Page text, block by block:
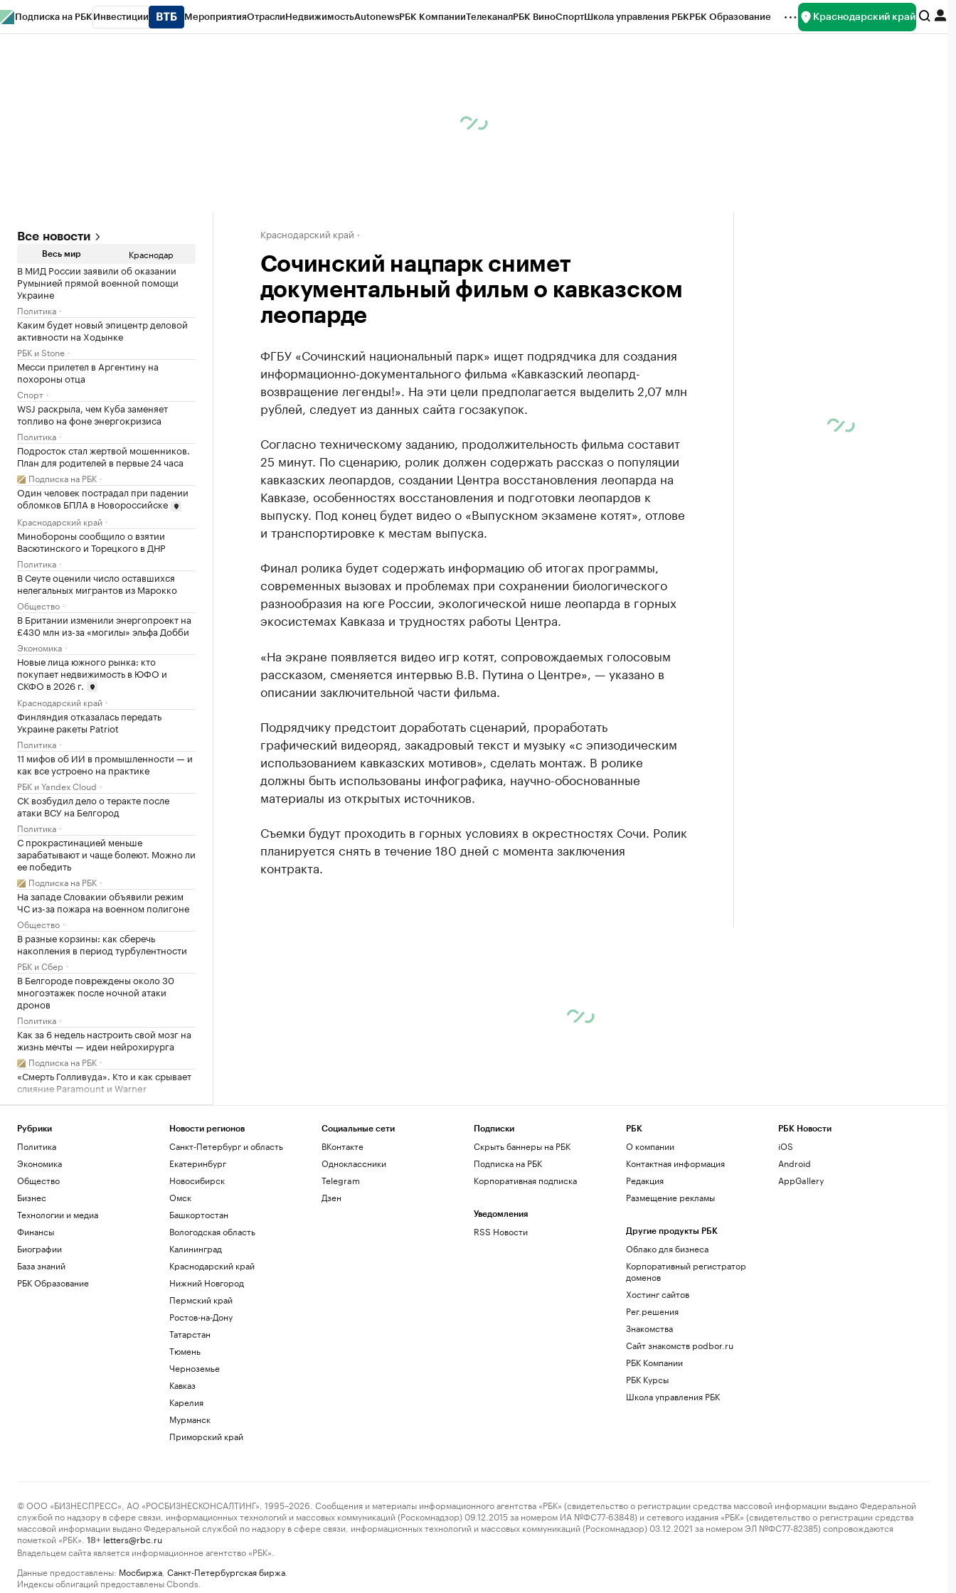
Подписка на РБК Инвестиции МероприятияОтраслиНедвижимостьAutonewsРБК КомпанииТелеканалРБК ВиноСпортШкола управления РБКРБК Образование Краснодарский край
Все новости
Весь мир Краснодар
В МИД России заявили об оказании
Румынией прямой военной помощи
Украине
Политика
Каким будет новый эпицентр деловой
активности на Ходынке
РБК и Stone
Месси прилетел в Аргентину на
похороны отца
Спорт
WSJ раскрыла, чем Куба заменяет
топливо на фоне энергокризиса
Политика
Подросток стал жертвой мошенников.
План для родителей в первые 24 часа
Подписка на РБК
Один человек пострадал при падении
обломков БПЛА в Новороссийске
Краснодарский край
Минобороны сообщило о взятии
Васютинского и Торецкого в ДНР
Политика
В Сеуте оценили число оставшихся
нелегальных мигрантов из Марокко
Общество
В Британии изменили энергопроект на
£430 млн из-за «могилы» эльфа Добби
Экономика
Новые лица южного рынка: кто
покупает недвижимость в ЮФО и
СКФО в 2026 г.
Краснодарский край
Финляндия отказалась передать
Украине ракеты Patriot
Политика
11 мифов об ИИ в промышленности — и
как все устроено на практике
РБК и Yandex Cloud
СК возбудил дело о теракте после
атаки ВСУ на Белгород
Политика
С прокрастинацией меньше
зарабатывают и чаще болеют. Можно ли
ее победить
Подписка на РБК
На западе Словакии объявили режим
ЧС из-за пожара на военном полигоне
Общество
В разные корзины: как сберечь
накопления в период турбулентности
РБК и Сбер
В Белгороде повреждены около 30
многоэтажек после ночной атаки
дронов
Политика
Как за 6 недель настроить свой мозг на
жизнь мечты — идеи нейрохирурга
Подписка на РБК
«Смерть Голливуда». Кто и как срывает
слияние Paramount и Warner
Технологии и медиа
электроснабжения
Общество
Краснодарский край
Сочинский нацпарк снимет
документальный фильм о кавказском
леопарде
ФГБУ «Сочинский национальный парк» ищет подрядчика для создания
информационно-документального фильма «Кавказский леопард-
возвращение легенды!». На эти цели предполагается выделить 2,07 млн
рублей, следует из данных сайта госзакупок.
Согласно техническому заданию, продолжительность фильма составит
25 минут. По сценарию, ролик должен содержать рассказ о популяции
кавказских леопардов, создании Центра восстановления леопарда на
Кавказе, особенностях восстановления и подготовки леопардов к
выпуску. Под конец будет видео о «Выпускном экзамене котят», отлове
и транспортировке к местам выпуска.
Финал ролика будет содержать информацию об итогах программы,
современных вызовах и проблемах при сохранении биологического
разнообразия на юге России, экологической нише леопарда в горных
экосистемах Кавказа и трудностях работы Центра.
«На экране появляется видео игр котят, сопровождаемых голосовым
рассказом, сменяется интервью В.В. Путина о Центре», — указано в
описании заключительной части фильма.
Подрядчику предстоит доработать сценарий, проработать
графический видеоряд, закадровый текст и музыку «с эпизодическим
использованием кавказских мотивов», сделать монтаж. В ролике
должны быть использованы инфографика, научно-обоснованные
материалы из открытых источников.
Съемки будут проходить в горных условиях в окрестностях Сочи. Ролик
планируется снять в течение 180 дней с момента заключения
контракта.
Рубрики
Политика
Экономика
Общество
Бизнес
Технологии и медиа
Финансы
Биографии
База знаний
РБК Образование
Новости регионов
Санкт-Петербург и область
Екатеринбург
Новосибирск
Омск
Башкортостан
Вологодская область
Калининград
Краснодарский край
Нижний Новгород
Пермский край
Ростов-на-Дону
Татарстан
Тюмень
Черноземье
Кавказ
Карелия
Мурманск
Приморский край
Социальные сети
ВКонтакте
Одноклассники
Telegram
Дзен
Подписки
Скрыть баннеры на РБК
Подписка на РБК
Корпоративная подписка
Уведомления
RSS Новости
РБК
О компании
Контактная информация
Редакция
Размещение рекламы
Другие продукты РБК
Облако для бизнеса
Корпоративный регистратор
доменов
Хостинг сайтов
Рег.решения
Знакомства
Сайт знакомств podbor.ru
РБК Компании
РБК Курсы
Школа управления РБК
РБК Новости
iOS
Android
AppGallery
© ООО «БИЗНЕСПРЕСС», АО «РОСБИЗНЕСКОНСАЛТИНГ», 1995–2026. Сообщения и материалы информационного агентства «РБК» (свидетельство о регистрации средства массовой информации выдано Федеральной
службой по надзору в сфере связи, информационных технологий и массовых коммуникаций (Роскомнадзор) 09.12.2015 за номером ИА №ФС77-63848) и сетевого издания «РБК» (свидетельство о регистрации средства
массовой информации выдано Федеральной службой по надзору в сфере связи, информационных технологий и массовых коммуникаций (Роскомнадзор) 03.12.2021 за номером ЭЛ №ФС77-82385) сопровождаются
пометкой «РБК».
18+ letters@rbc.ru
Владельцем сайта является информационное агентство «РБК».
Данные предоставлены: Мосбиржа Санкт-Петербургская биржа
Индексы облигаций предоставлены Cbonds.